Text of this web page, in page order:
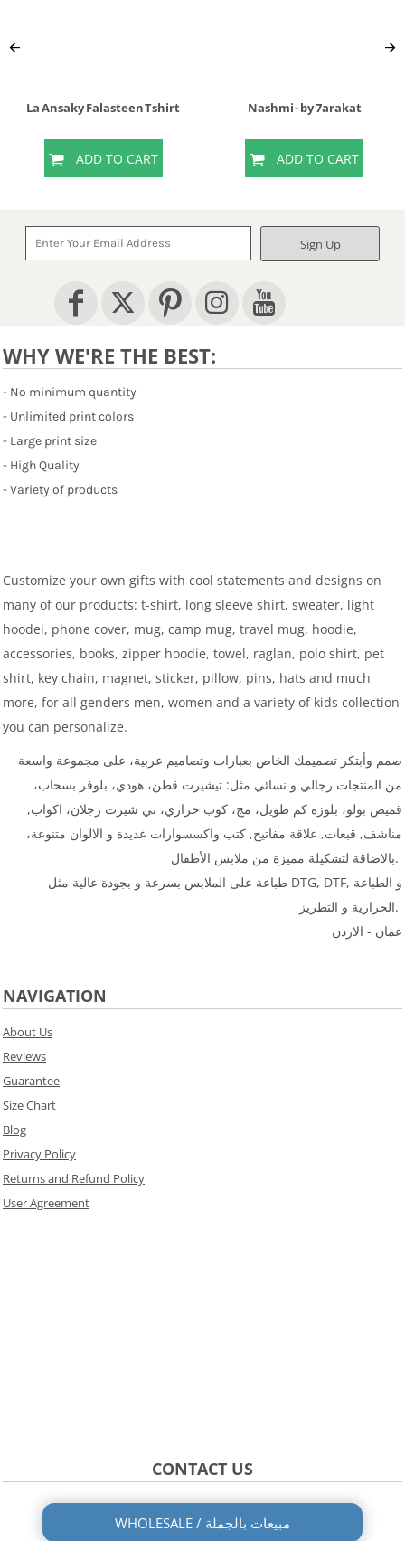
La Ansaky Falasteen Tshirt
ADD TO CART
Nashmi - by 7arakat
ADD TO CART
Sign Up
WHY WE'RE THE BEST:
- No minimum quantity
- Unlimited print colors
- Large print size
- High Quality
- Variety of products
Customize your own gifts with cool statements and designs on
many of our products: t-shirt, long sleeve shirt, sweater, light
hoodei, phone cover, mug, camp mug, travel mug, hoodie,
accessories, books, zipper hoodie, towel, raglan, polo shirt, pet
shirt, key chain, magnet, sticker, pillow, pins, hats and much
more, for all genders men, women and a variety of kids collection
you can personalize.
صمم وأبتكر تصميمك الخاص بعبارات وتصاميم عربية، على مجموعة واسعة
من المنتجات رجالي و نسائي مثل: تيشيرت قطن، هودي، بلوفر بسحاب،
قميص بولو، بلوزة كم طويل، مج، كوب حراري، تي شيرت رجلان، اكواب,
مناشف, قبعات, علاقة مفاتيح, كتب واكسسوارات عديدة و الالوان متنوعة،
بالاضاقة لتشكيلة مميزة من ملابس الأطفال.
طباعة على الملابس بسرعة و بجودة عالية مثل DTG, DTF, و الطباعة
الحرارية و التطريز.
عمان - الاردن
NAVIGATION
About Us
Reviews
Guarantee
Size Chart
Blog
Privacy Policy
Returns and Refund Policy
User Agreement
CONTACT US
WHOLESALE / مبيعات بالجملة